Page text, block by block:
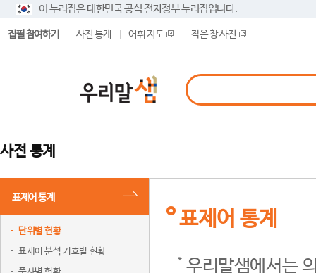
이 누리집은 대한민국 공식 전자정부 누리집입니다.
집필 참여하기 사전 통계 어휘 지도 작은 창 사전
사전 통계
표제어 통계
단위별 현황
표제어 분석 기호별 현황
표제어 통계
우리말샘에서는